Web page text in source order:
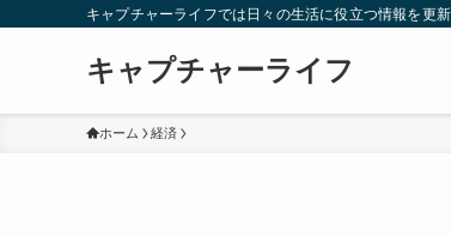
キャプチャーライフでは日々の生活に役立つ情報を更
キャプチャーライフ
ホーム 経済